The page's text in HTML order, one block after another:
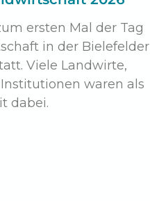
ersten Mal der Tag
in der Bielefelder
Viele Landwirte,
waren als
dabei.